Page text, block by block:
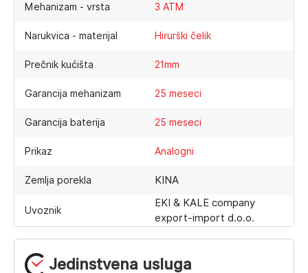
Jedinstvena usluga
Mehanizam - vrsta 3 ATM
Narukvica - materijal Hirurški čelik
Prečnik kućišta 21mm
Garancija mehanizam 25 meseci
Garancija baterija 25 meseci
Prikaz Analogni
Zemlja porekla KINA
Uvoznik
EKI & KALE company
export-import d.o.o.